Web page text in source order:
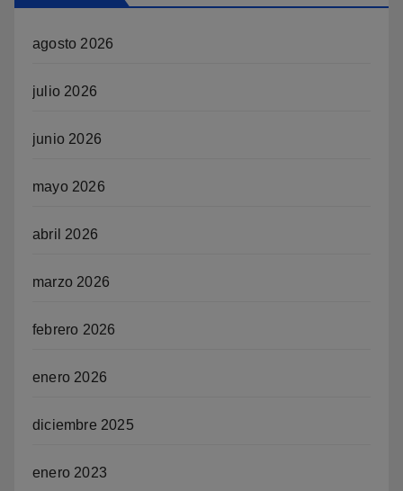
agosto 2026
julio 2026
junio 2026
mayo 2026
abril 2026
marzo 2026
febrero 2026
enero 2026
diciembre 2025
enero 2023